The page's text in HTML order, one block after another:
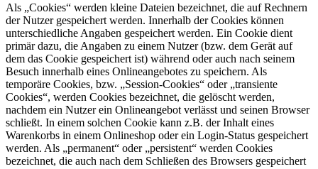
Als „Cookies“ werden kleine Dateien bezeichnet, die auf Rechnern
der Nutzer gespeichert werden. Innerhalb der Cookies können
unterschiedliche Angaben gespeichert werden. Ein Cookie dient
primär dazu, die Angaben zu einem Nutzer (bzw. dem Gerät auf
dem das Cookie gespeichert ist) während oder auch nach seinem
Besuch innerhalb eines Onlineangebotes zu speichern. Als
temporäre Cookies, bzw. „Session-Cookies“ oder „transiente
Cookies“, werden Cookies bezeichnet, die gelöscht werden,
nachdem ein Nutzer ein Onlineangebot verlässt und seinen Browser
schließt. In einem solchen Cookie kann z.B. der Inhalt eines
Warenkorbs in einem Onlineshop oder ein Login-Status gespeichert
werden. Als „permanent“ oder „persistent“ werden Cookies
bezeichnet, die auch nach dem Schließen des Browsers gespeichert